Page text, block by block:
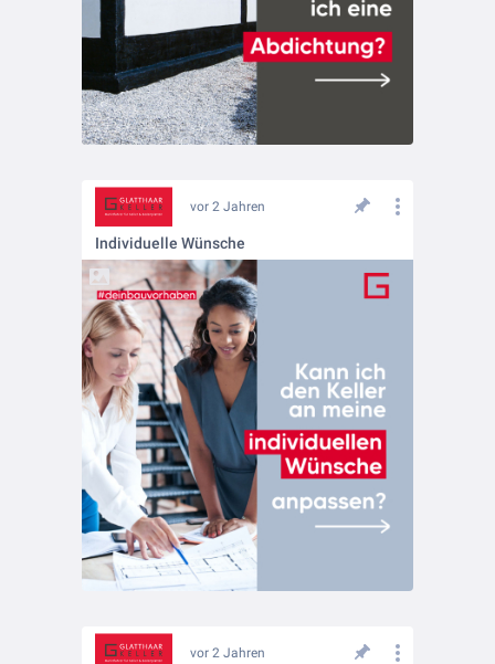
vor 2 Jahren
Individuelle Wünsche
vor 2 Jahren